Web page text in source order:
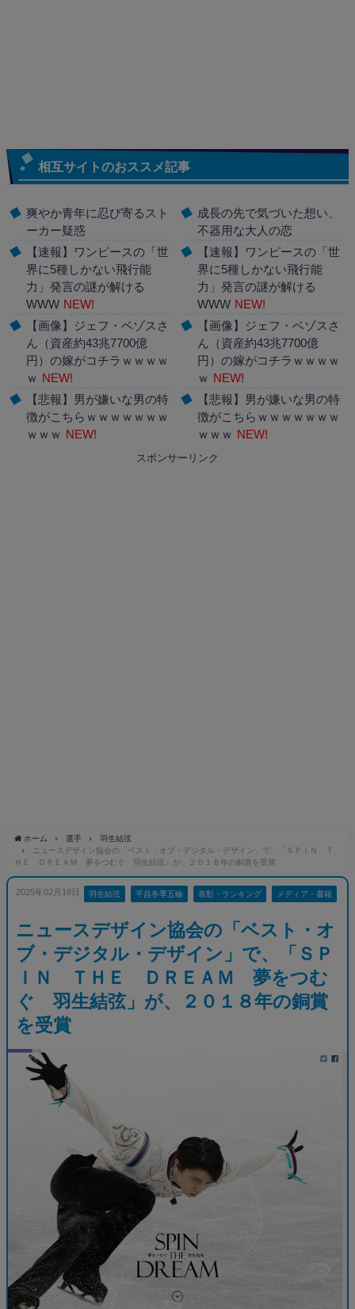
相互サイトのおススメ記事
爽やか青年に忍び寄るスト
ーカー疑惑
【速報】ワンピースの「世
界に5種しかない飛行能
力」発言の謎が解ける
WWW NEW!
【画像】ジェフ・ベゾスさ
ん（資産約43兆7700億
円）の嫁がコチラｗｗｗｗ
ｗ NEW!
【悲報】男が嫌いな男の特
徴がこちらｗｗｗｗｗｗｗ
ｗｗｗ NEW!
Powered by livedoor 相互
成長の先で気づいた想い、
不器用な大人の恋
【速報】ワンピースの「世
界に5種しかない飛行能
力」発言の謎が解ける
WWW NEW!
【画像】ジェフ・ベゾスさ
ん（資産約43兆7700億
円）の嫁がコチラｗｗｗｗ
ｗ NEW!
【悲報】男が嫌いな男の特
徴がこちらｗｗｗｗｗｗｗ
ｗｗｗ NEW!
Powered by livedoor 相互
スポンサーリンク
ホーム 選手
羽生結弦
ニュースデザイン協会の「ベスト・オブ・デジタル・デザイン」で、「ＳＰＩＮ Ｔ
ＨＥ ＤＲＥＡＭ 夢をつむぐ 羽生結弦」が、２０１８年の銅賞を受賞
2025年02月18日 羽生結弦 平昌冬季五輪 表彰・ランキング メディア・書籍
ニュースデザイン協会の「ベスト・オ
ブ・デジタル・デザイン」で、「ＳＰ
ＩＮ ＴＨＥ ＤＲＥＡＭ 夢をつむ
ぐ 羽生結弦」が、２０１８年の銅賞
を受賞